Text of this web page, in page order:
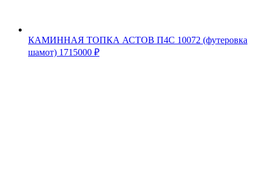
КАМИННАЯ ТОПКА АСТОВ П4С 10072 (футеровка
шамот) 1715000 ₽